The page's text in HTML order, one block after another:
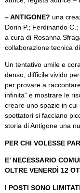
– ANTIGONE? una
Dorin P.; Ferdinando
a cura di Rosanna
collaborazione tecnica
Un tentativo umile e
denso, difficile vivido
per provare a
infinita” e mostrare le
creare uno spazio in
spettatori si facciano
storia di Antigone una
PER CHI VOLESSE
E’ NECESSARIO
OLTRE VENERDÌ 12
I POSTI SONO LIMITATI